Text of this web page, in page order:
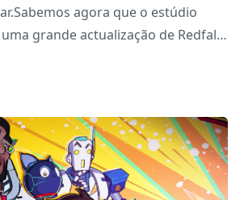
agora que o estúdio
grande actualização de Redfall
Redfall requer